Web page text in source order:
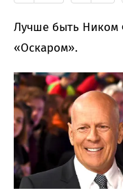
Лучше быть Ником
«Оскаром».